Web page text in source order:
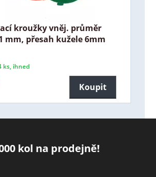
kroužky vněj. průměr
mm, přesah kužele 6mm
ks, ihned
Koupit
kol na prodejně!